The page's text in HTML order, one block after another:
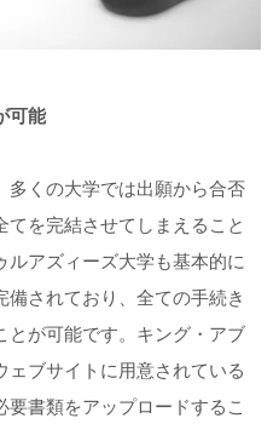
可能
多くの大学では出願から合否
を完結させてしまえること
ルアズィーズ大学も基本的に
されており、全ての手続き
とが可能です。キング・アブ
ェブサイトに用意されている
書類をアップロードするこ